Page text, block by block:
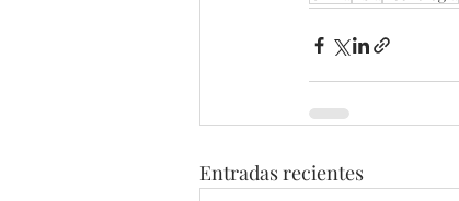
Entradas recientes